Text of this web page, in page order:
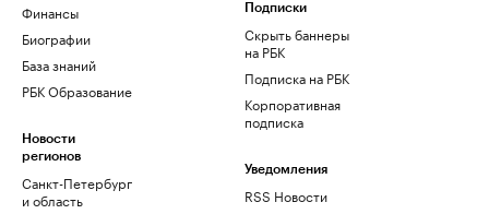
Финансы
Биографии
База знаний
РБК Образование
Новости
регионов
Санкт-Петербург
и область
Подписки
Скрыть баннеры
на РБК
Подписка на РБК
Корпоративная
подписка
Уведомления
RSS Новости